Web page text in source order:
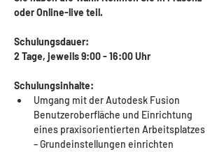
oder Online-live teil.
Schulungsdauer:
2 Tage, jeweils 9:00 - 16:00 Uhr
Schulungsinhalte:
Umgang mit der Autodesk Fusion
Benutzeroberfläche und Einrichtung
eines praxisorientierten Arbeitsplatzes
– Grundeinstellungen einrichten